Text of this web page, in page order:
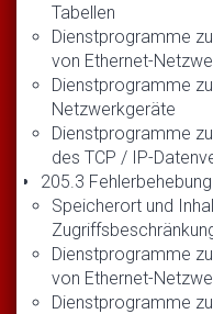
Tabellen
Dienstprogramme
von Ethernet-
Dienstprogramme
Netzwerkgeräte
Dienstprogramme
des TCP / IP-
205.3
Speicherort und
Dienstprogramme
von Ethernet-
Dienstprogramme